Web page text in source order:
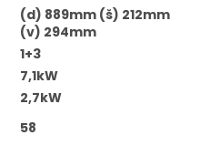
(d) 889mm (š) 212mm
(v) 294mm
1+3
7,1kW
2,7kW
58